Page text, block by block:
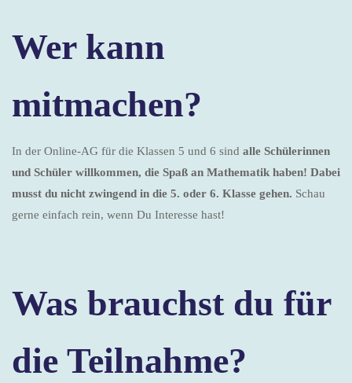
Wer kann
mitmachen?
In der Online-AG für die Klassen 5 und 6 sind alle Schülerinnen
und Schüler willkommen, die Spaß an Mathematik haben! Dabei
musst du nicht zwingend in die 5. oder 6. Klasse gehen. Schau
gerne einfach rein, wenn Du Interesse hast!
Was brauchst du für
die Teilnahme?